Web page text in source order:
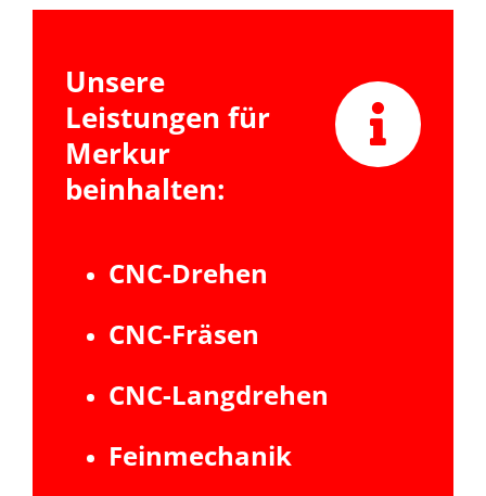
Unsere
Leistungen für
Merkur
beinhalten:
CNC-Drehen
CNC-Fräsen
CNC-Langdrehen
Feinmechanik